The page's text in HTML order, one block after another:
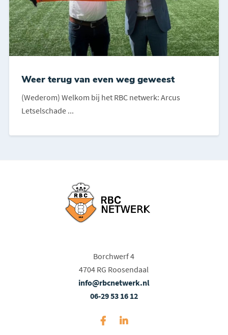
Weer terug van even weg geweest
(Wederom) Welkom bij het RBC netwerk: Arcus
Letselschade ...
Borchwerf 4
4704 RG Roosendaal
info@rbcnetwerk.nl
06-29 53 16 12